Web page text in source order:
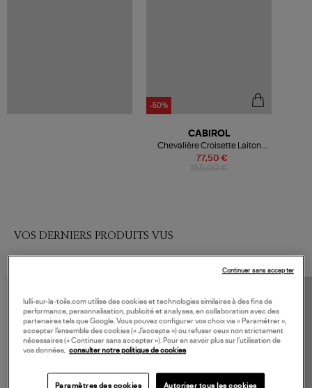
-50%
77,50 €
CABIROL
Chevalière Croisette Laiton
Parme
VOS DERNIERS PRODUITS VUS
lulli-sur-la-toile.com utilise des cookies et technologies similaires à des fins de
performance, personnalisation, publicité et analyses, en collaboration avec des
partenaires tels que Google. Vous pouvez configurer vos choix via « Paramétrer »,
accepter l’ensemble des cookies (« J’accepte ») ou refuser ceux non strictement
nécessaires (« Continuer sans accepter »). Pour en savoir plus sur l’utilisation de
vos données, consulter notre politique de cookies
Paramètres des cookies Autoriser tous les cookies
Continuer sans accepter